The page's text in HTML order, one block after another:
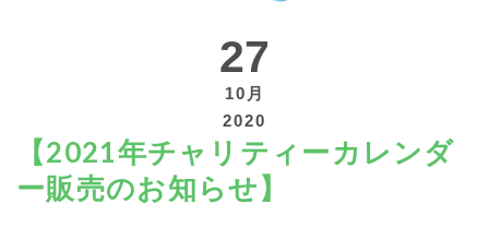
寄付する
27
10月
2020
【2021年チャリティーカレンダ
ー販売のお知らせ】